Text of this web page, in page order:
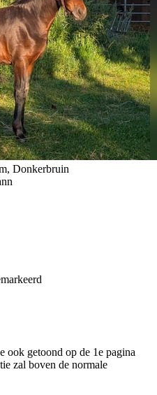
Donkerbruin
ook getoond op de 1e pagina
zal boven de normale